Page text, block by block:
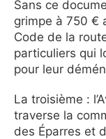
Sans ce
grimpe à 750 €
Code de la
particuliers qui
pour leur
La troisième :
traverse la
des Éparres et